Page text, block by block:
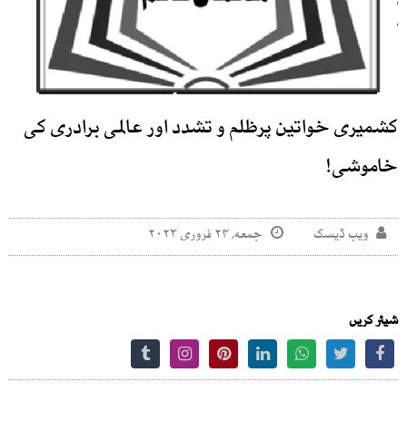
کشمیری خواتین پرظلم و تشدد اور عالمی برادری کی
خاموشی!
ویب ڈیسک جمعه, ۲۴ فروری ۲۰۲۳
شیئر کریں